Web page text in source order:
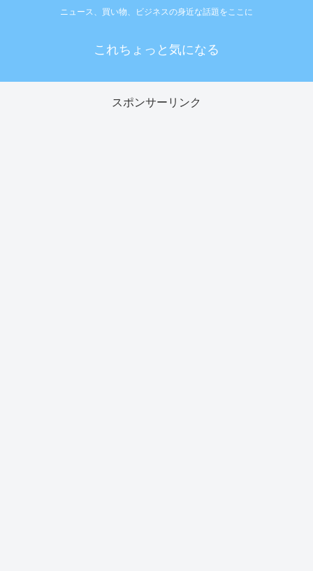
ニュース、買い物、ビジネスの身近な話題をここに
これちょっと気になる
スポンサーリンク